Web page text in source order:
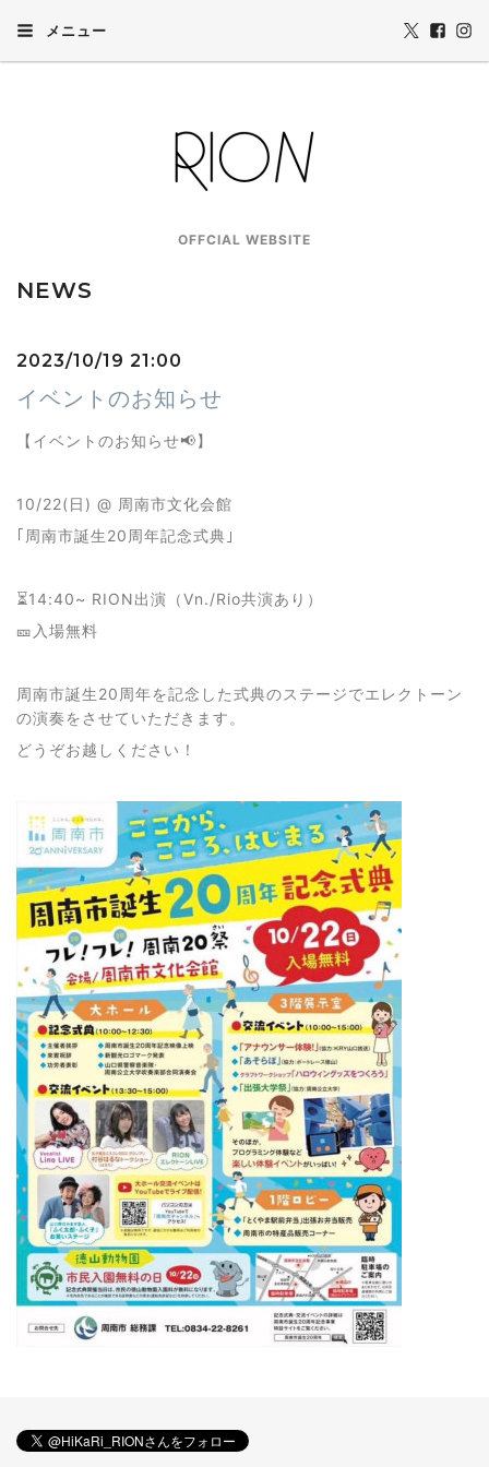
メニュー
OFFCIAL WEBSITE
NEWS
2023/10/19 21:00
イベントのお知らせ
【イベントのお知らせ📢】
10/22(日) @ 周南市文化会館
｢周南市誕生20周年記念式典｣
⏳14:40~ RION出演（Vn./Rio共演あり）
🎫入場無料
周南市誕生20周年を記念した式典のステージでエレクトーン
の演奏をさせていただきます。
どうぞお越しください！